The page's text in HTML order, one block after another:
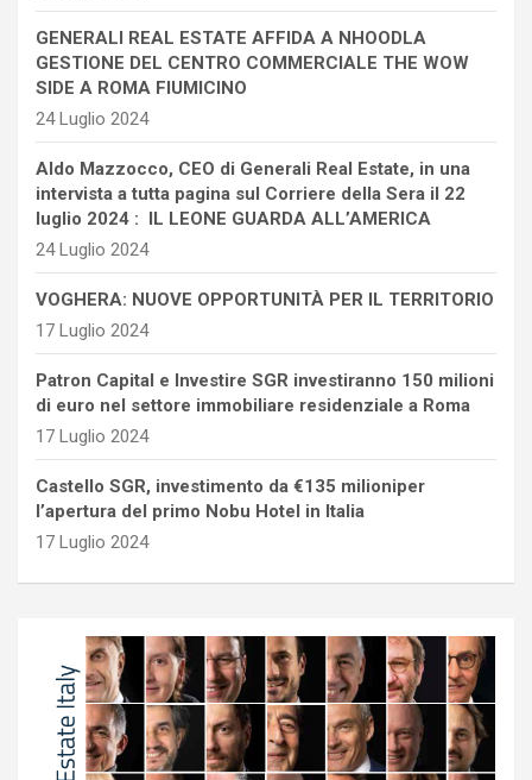
GENERALI REAL ESTATE AFFIDA A NHOODLA
GESTIONE DEL CENTRO COMMERCIALE THE WOW
SIDE A ROMA FIUMICINO
24 Luglio 2024
Aldo Mazzocco, CEO di Generali Real Estate, in una
intervista a tutta pagina sul Corriere della Sera il 22
luglio 2024 : IL LEONE GUARDA ALL’AMERICA
24 Luglio 2024
VOGHERA: NUOVE OPPORTUNITÀ PER IL TERRITORIO
17 Luglio 2024
Patron Capital e Investire SGR investiranno 150 milioni
di euro nel settore immobiliare residenziale a Roma
17 Luglio 2024
Castello SGR, investimento da €135 milioniper
l’apertura del primo Nobu Hotel in Italia
17 Luglio 2024